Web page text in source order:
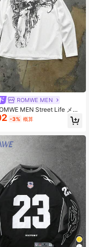
ROMWE MEN
MEN Street Life メン
クアートフォント ポートレ
ント ストリートカジュアル
-3% 概算